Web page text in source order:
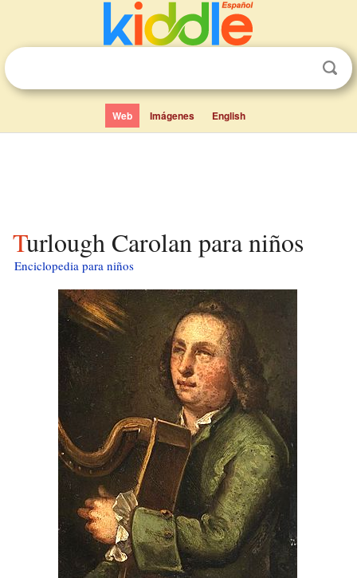
Web Imágenes English
Turlough Carolan para niños
Enciclopedia para niños